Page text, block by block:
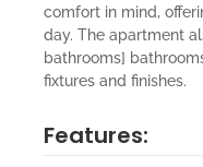
comfort in mind,
day. The apartment
bathrooms]
fixtures and finishes.
Features: